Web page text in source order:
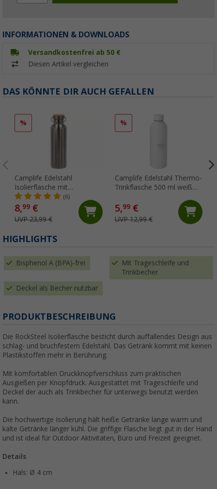
INFORMATIONEN & DOWNLOADS
Versandkostenfrei ab 50 €
Diesen Artikel vergleichen
DAS KÖNNTE DIR AUCH GEFALLEN
%
Camplife Edelstahl
Isolierflasche mit
Bambusdeckel 750 ml
(6)
8,99 €
UVP 23,99 €
%
Camplife Edelstahl Thermo-
Trinkflasche 500 ml weiß
5,99€
UVP 12,99 €
HIGHLIGHTS
Bisphenol A (BPA)-frei
Mit Trageschleife und
Trinkbecher
Deckel als Becher nutzbar
PRODUKTBESCHREIBUNG
Die RockSteel Isolierflasche besticht durch auffallendes Design aus
schlag- und bruchfestem Edelstahl. Das Getränk kommt mit keinen
Plastikstoffen mehr in Berührung.
Mit komfortablen Druckknopfverschluss zum praktischen
Ausgießen per Knopfdruck. Ausgestattet mit Trageschleife und
Deckel der auch als Trinkbecher für unterwegs benutzt werden
kann.
Die hochwertige Isolierung hält heiße Getränke lange warm und
kalte Getränke länger kühl. Die griffige Flasche liegt gut in der Hand
und ist ideal für Outdoor Aktivitäten, Büro und Freizeit geeignet.
Details
Hals: Ø 4 cm